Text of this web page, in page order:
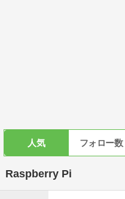
人気 フォロー数
Raspberry Pi